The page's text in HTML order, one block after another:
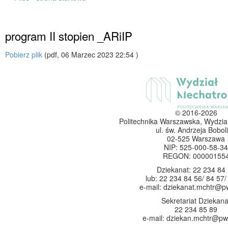
program II stopien _ARiIP
Pobierz plik (pdf, 06 Marzec 2023 22:54 )
© 2016-2026
Politechnika Warszawska,
ul. św. Andrzeja
02-525 Warszawa
NIP: 525-000-58-34
REGON:
Dziekanat: 22 234 84
lub: 22 234 84 56/ 84
e-mail:
Sekretariat
22 234 85 89
e-mail: